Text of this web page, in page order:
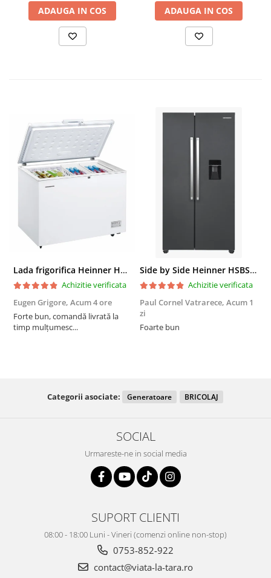
ADAUGA IN COS ADAUGA IN COS
Lada frigorifica Heinner HCF-287CNHE++, 287 l, Clasa E, Compresor inverter, Iluminare LED, Functionalitate frigider, Alb
Achizitie verificata
Eugen Grigore, Acum 4 ore
Forte bun, comandă livrată la
timp mulțumesc...
Side by Side Heinner HSBS-HM439NFINVDGWDE++, Total No Frost, Compresor Inverter, Dozator Apa, Display Touch LED, 439 L, Clasa E, Gri Antracit Texturat
Achizitie verificata
Paul Cornel Vatrarece, Acum 1
zi
Foarte bun
Categorii asociate: Generatoare BRICOLAJ
SOCIAL
Urmareste-ne in social media
SUPORT CLIENTI
08:00 - 18:00 Luni - Vineri (comenzi online non-stop)
0753-852-922
contact@viata-la-tara.ro